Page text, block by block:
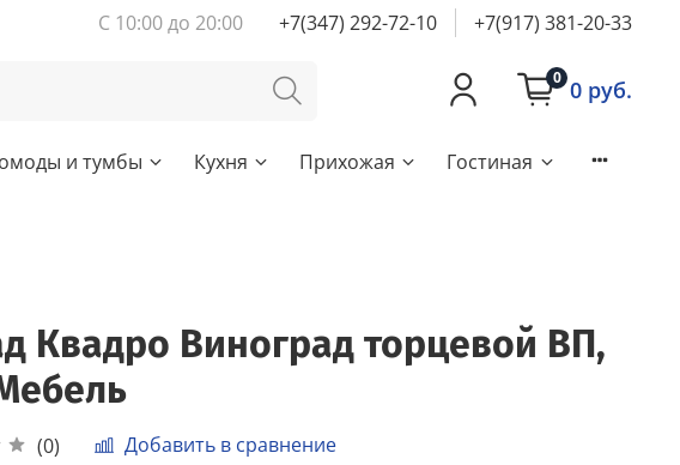
С 10:00 до 20:00 +7(347) 292-72-10 +7(917) 381-20-33
0 0 руб.
и тумбы Кухня Прихожая Гостиная
Квадро Виноград торцевой ВП,
(0) Добавить в сравнение